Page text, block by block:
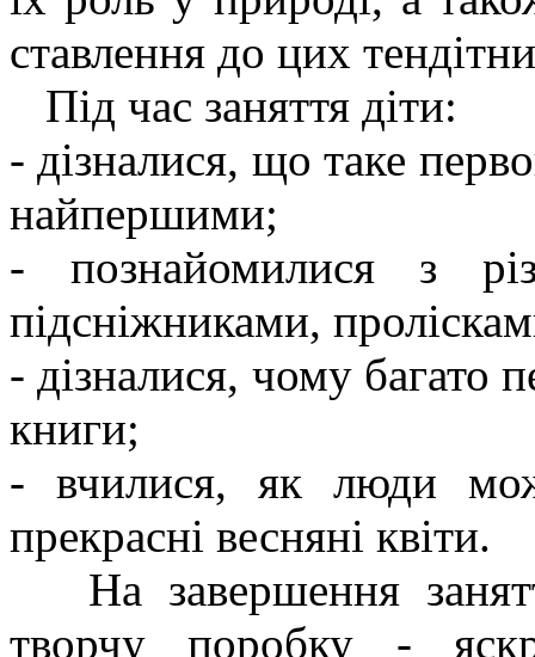
ставлення до цих
Під час заняття діти:
- дізналися, що таке
найпершими;
- познайомилися з
підсніжниками,
- дізналися, чому багато
книги;
- вчилися, як люди
прекрасні весняні квіти.
На завершення
творчу поробку -